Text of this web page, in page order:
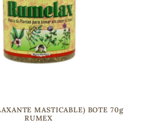
MASTICABLE) BOTE 70g
RUMEX